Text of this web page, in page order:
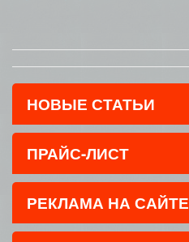
НОВЫЕ СТАТЬИ
ПРАЙС-ЛИСТ
РЕКЛАМА НА САЙТЕ